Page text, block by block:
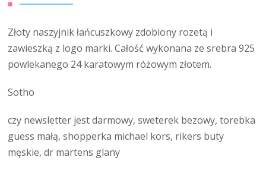
Złoty naszyjnik łańcuszkowy zdobiony rozetą i
zawieszką z logo marki. Całość wykonana ze srebra 925
powlekanego 24 karatowym różowym złotem.
Sotho
czy newsletter jest darmowy, sweterek bezowy, torebka
guess małą, shopperka michael kors, rikers buty
męskie, dr martens glany